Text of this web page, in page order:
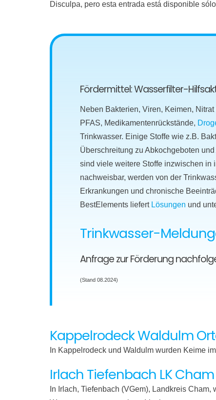
Disculpa, pero esta entrada está disponible
Fördermittel: Wasserfilter-
Neben Bakterien, Viren, Keimen,
PFAS, Medikamentenrückstände,
Trinkwasser. Einige Stoffe wie z.B.
Überschreitung zu Abkochgeboten
sind viele weitere Stoffe inzwischen in
nachweisbar, werden von der
Erkrankungen und chronische
BestElements liefert Lösungen und
Trinkwasser-
Anfrage zur Förderung
(Stand 08.2024)
Kappelrodeck Waldulm
In Kappelrodeck und Waldulm wurden Keime
Irlach Tiefenbach LK
In Irlach, Tiefenbach (VGem), Landkreis